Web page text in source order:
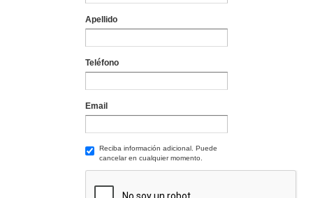
Apellido
Teléfono
Email
Reciba información adicional. Puede
cancelar en cualquier momento.